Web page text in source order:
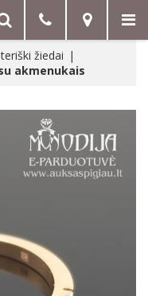
žiedai
akmenukais